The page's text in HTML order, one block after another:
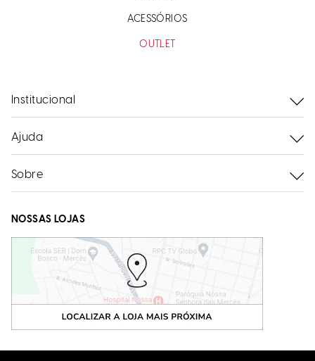
ACESSÓRIOS
OUTLET
Institucional
Ajuda
Sobre
NOSSAS LOJAS